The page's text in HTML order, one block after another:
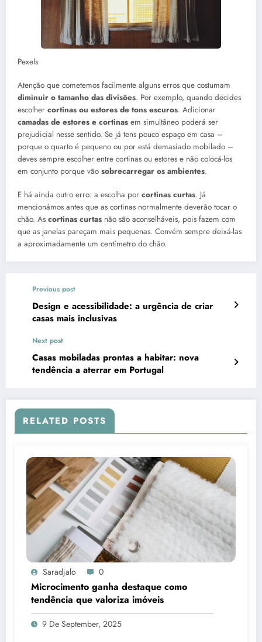
Pexels
Atenção que cometemos facilmente alguns erros que costumam
diminuir o tamanho das divisões. Por exemplo, quando decides
escolher cortinas ou estores de tons escuros. Adicionar
camadas de estores e cortinas em simultâneo poderá ser
prejudicial nesse sentido. Se já tens pouco espaço em casa –
porque o quarto é pequeno ou por está demasiado mobilado –
deves sempre escolher entre cortinas ou estores e não colocá-los
em conjunto porque vão sobrecarregar os ambientes.
E há ainda outro erro: a escolha por cortinas curtas. Já
mencionámos antes que as cortinas normalmente deverão tocar o
chão. As cortinas curtas não são aconselháveis, pois fazem com
que as janelas pareçam mais pequenas. Convém sempre deixá-las
a aproximadamente um centímetro do chão.
Previous post
Design e acessibilidade: a urgência de criar
casas mais inclusivas
Next post
Casas mobiladas prontas a habitar: nova
tendência a aterrar em Portugal
RELATED POSTS
Saradjalo 0
Microcimento ganha destaque como
tendência que valoriza imóveis
9 De September, 2025